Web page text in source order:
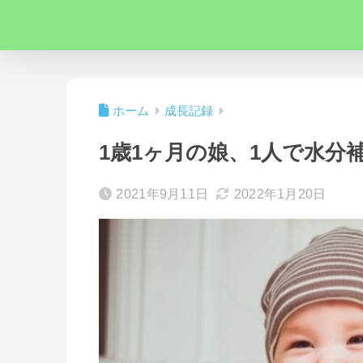
ホーム 成長記録
1歳1ヶ月の娘、1人で水分
2021年9月11日 2022年1月20日